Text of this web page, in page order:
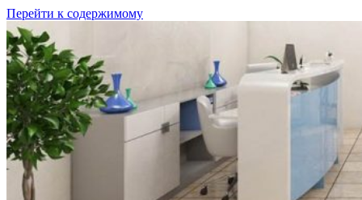
Перейти к содержимому